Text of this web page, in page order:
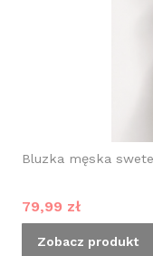
Bluzka męska
Cena promocyjna
79,99 zł
Zobacz produkt